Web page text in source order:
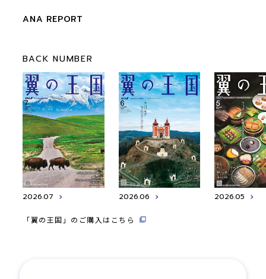
ANA REPORT
BACK NUMBER
2026.07 2026.06 2026.05
「翼の王国」のご購入はこちら